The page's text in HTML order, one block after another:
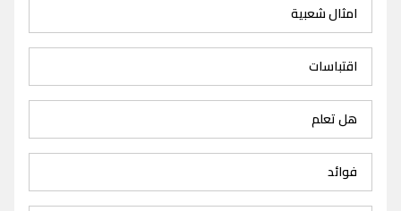
امثال شعبية
اقتباسات
هل تعلم
فوائد